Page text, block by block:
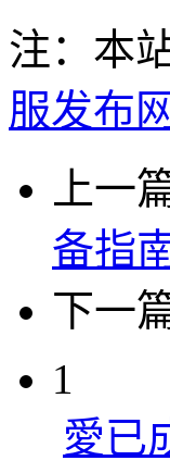
注：本
服发布网
上一
备指
下一
1
愛已